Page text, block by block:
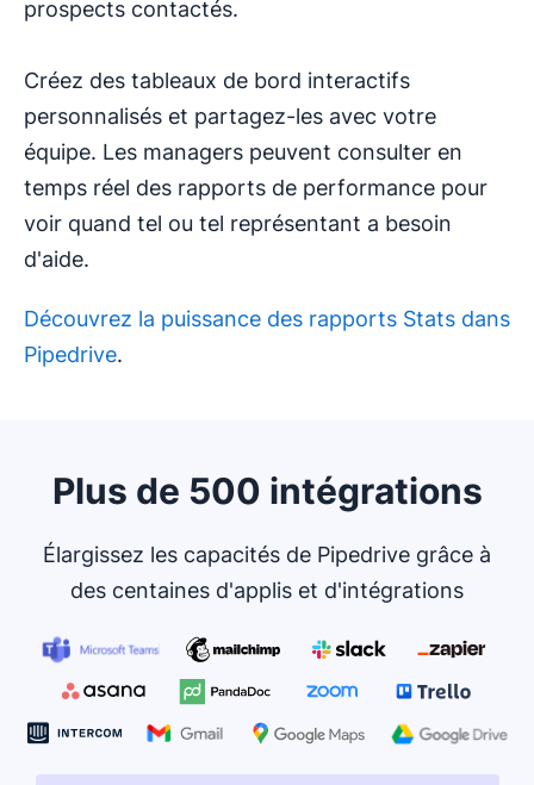
prospects contactés.
Créez des tableaux de bord interactifs
personnalisés et partagez-les avec votre
équipe. Les managers peuvent consulter en
temps réel des rapports de performance pour
voir quand tel ou tel représentant a besoin
d'aide.
Découvrez la puissance des rapports Stats dans
Pipedrive.
Plus de 500 intégrations
Élargissez les capacités de Pipedrive grâce à
des centaines d'applis et d'intégrations